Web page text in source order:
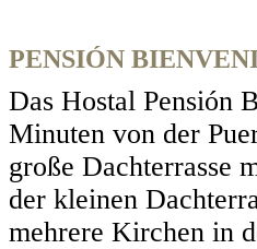
PENSIÓN
Das Hostal Pensión
Minuten von der
große Dachterrasse
der kleinen
mehrere Kirchen in